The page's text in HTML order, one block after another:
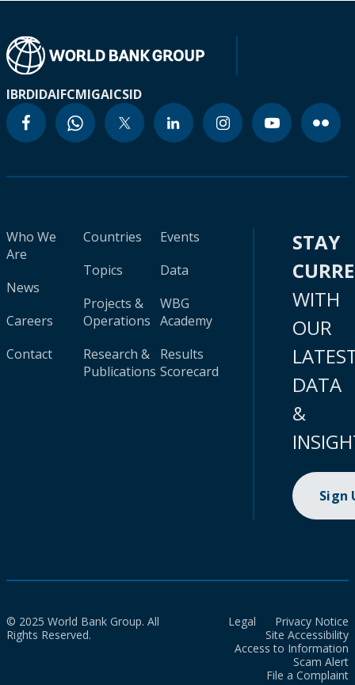
IBRDIDAIFCMIGAICSID
Who We
Are
News
Careers
Contact
Countries
Topics
Projects &
Operations
Research &
Publications
Events
Data
WBG
Academy
Results
Scorecard
STAY
WITH
OUR
DATA
&
Sign
© 2025 World Bank Group. All
Rights Reserved.
Legal
Privacy Notice
Site Accessibility
Access to Information
Scam Alert
File a Complaint